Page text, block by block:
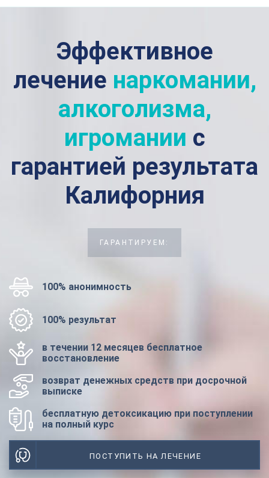
Эффективное
лечение наркомании,
алкоголизма,
игромании с
гарантией результата
Калифорния
ГАРАНТИРУЕМ:
100% анонимность
100% результат
в течении 12 месяцев бесплатное
восстановление
возврат денежных средств при досрочной
выписке
бесплатную детоксикацию при поступлении
на полный курс
ПОСТУПИТЬ НА ЛЕЧЕНИЕ